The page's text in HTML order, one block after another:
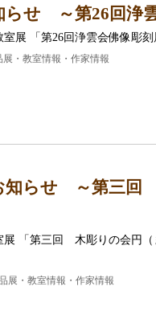
らせ ～第26回浄
展 「第26回浄雲会佛像彫
展・教室情報・作家情報
知らせ ～第三回
「第三回 木彫りの会円（
展・教室情報・作家情報